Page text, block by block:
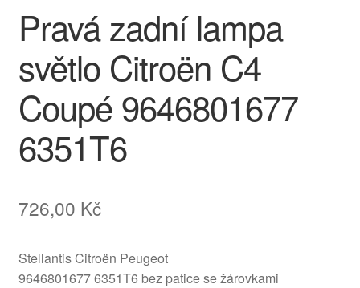
Reklamace
Reklamační řád
Vrakoviště Citroën
Pravá zadní lampa
světlo Citroën C4
Coupé 9646801677
6351T6
726,00 Kč
Stellantis Citroën Peugeot
9646801677 6351T6 bez patice se žárovkami